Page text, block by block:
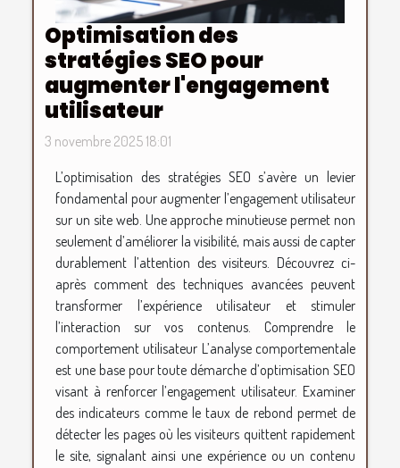
Optimisation des
stratégies SEO pour
augmenter l'engagement
utilisateur
3 novembre 2025 18:01
L’optimisation des stratégies SEO s’avère un levier
fondamental pour augmenter l’engagement utilisateur
sur un site web. Une approche minutieuse permet non
seulement d’améliorer la visibilité, mais aussi de capter
durablement l’attention des visiteurs. Découvrez ci-
après comment des techniques avancées peuvent
transformer l’expérience utilisateur et stimuler
l’interaction sur vos contenus. Comprendre le
comportement utilisateur L’analyse comportementale
est une base pour toute démarche d’optimisation SEO
visant à renforcer l’engagement utilisateur. Examiner
des indicateurs comme le taux de rebond permet de
détecter les pages où les visiteurs quittent rapidement
le site, signalant ainsi une expérience ou un contenu